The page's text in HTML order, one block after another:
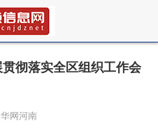
彻落实全区组织工作会
网河南